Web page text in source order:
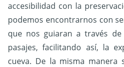
accesibilidad con la
podemos encontrarnos con
que nos guiaran a través
pasajes, facilitando así, la
cueva. De la misma manera